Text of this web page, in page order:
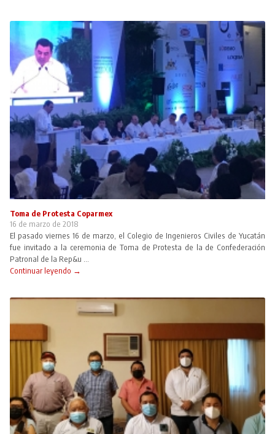
Toma de Protesta Coparmex
16 de marzo de 2018
El pasado viernes 16 de marzo, el Colegio de Ingenieros Civiles de Yucatán
fue invitado a la ceremonia de Toma de Protesta de la de Confederación
Patronal de la Rep&u ...
Continuar leyendo →